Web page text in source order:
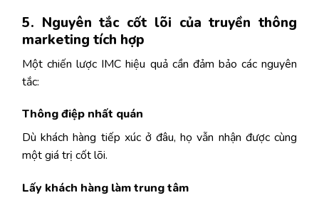
5. Nguyên tắc cốt lõi của truyền thông
marketing tích hợp
Một chiến lược IMC hiệu quả cần đảm bảo các nguyên
tắc:
Thông điệp nhất quán
Dù khách hàng tiếp xúc ở đâu, họ vẫn nhận được cùng
một giá trị cốt lõi.
Lấy khách hàng làm trung tâm